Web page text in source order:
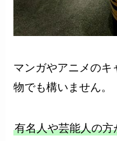
マンガやアニメのキ
物でも構いません。
有名人や芸能人の